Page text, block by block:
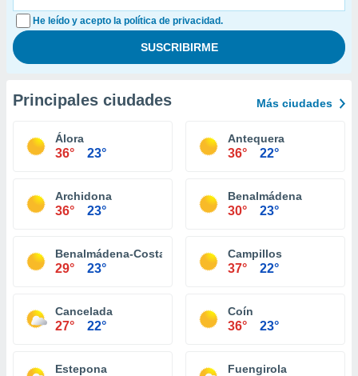
He leído y acepto la política de privacidad.
Principales ciudades Más ciudades
Álora
36° 23°
Antequera
36° 22°
Archidona
36° 23°
Benalmádena
30° 23°
Benalmádena-Costa
29° 23°
Campillos
37° 22°
Cancelada
27° 22°
Coín
36° 23°
Estepona Fuengirola